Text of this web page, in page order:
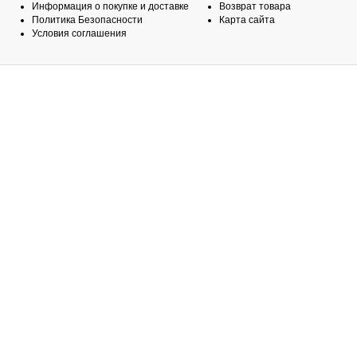
Информация о покупке и доставке
Политика Безопасности
Условия соглашения
Возврат товара
Карта сайта